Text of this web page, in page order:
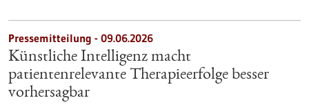
Pressemitteilung - 09.06.2026
Künstliche Intelligenz macht
patientenrelevante Therapieerfolge besser
vorhersagbar